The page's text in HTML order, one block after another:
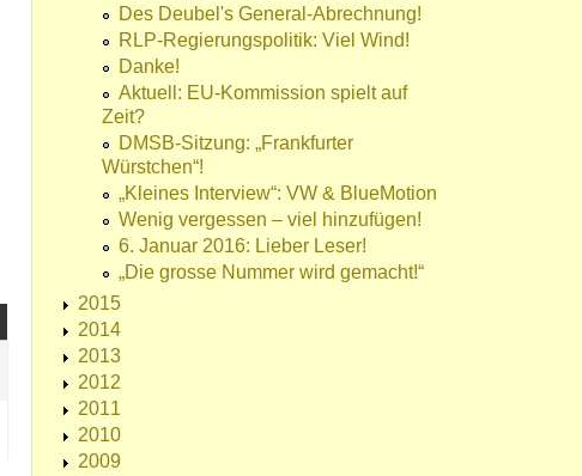
Des Deubel's General-Abrechnung!
RLP-Regierungspolitik: Viel Wind!
Danke!
Aktuell: EU-Kommission spielt auf
Zeit?
DMSB-Sitzung: „Frankfurter
Würstchen“!
„Kleines Interview“: VW & BlueMotion
Wenig vergessen – viel hinzufügen!
6. Januar 2016: Lieber Leser!
„Die grosse Nummer wird gemacht!“
2015
2014
2013
2012
2011
2010
2009